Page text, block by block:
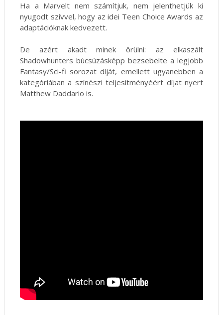
Ha a Marvelt nem számítjuk, nem jelenthetjük ki
nyugodt szívvel, hogy az idei Teen Choice Awards az
adaptációknak kedvezett.
De azért akadt minek örülni: az elkaszált
Shadowhunters búcsúzásképp bezsebelte a legjobb
Fantasy/Sci-fi sorozat díját, emellett ugyanebben a
kategóriában a színészi teljesítményéért díjat nyert
Matthew Daddario is.